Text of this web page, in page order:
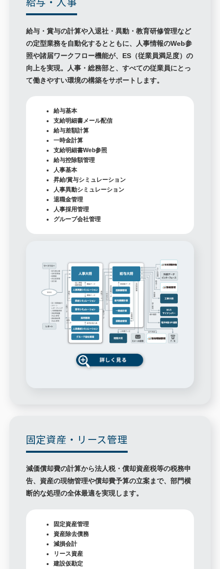
給与・賞与の計算や入退社・異動・教育研修管理など
の定型業務を自動化するとともに、人事情報のWeb参
照や諸届ワークフロー機能が、ES（従業員満足度）の
向上を実現。人事・総務部と、すべての従業員にとっ
て働きやすい環境の構築をサポートします。
給与基本
支給明細書メール配信
給与差額計算
一時金計算
支給明細書Web参照
給与控除額管理
人事基本
昇給/賞与シミュレーション
人事異動シミュレーション
退職金管理
人事採用管理
グループ会社管理
固定資産・リース管理
減価償却費の計算から法人税・償却資産税等の税務申
告、資産の現物管理や償却費予算の立案まで、部門横
断的な処理の全体最適を実現します。
固定資産管理
資産除去債務
減損会計
リース資産
建設仮勘定